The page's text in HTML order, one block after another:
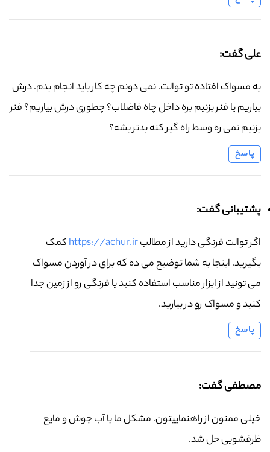
علی گفت:
یه مسواک افتاده تو توالت. نمی دونم چه کار باید انجام بدم. درش
بیاریم یا فنر بزنیم بره داخل چاه فاضلاب؟ چطوری درش بیاریم؟ فنر
بزنیم نمی ره وسط راه گیر کنه بدتر بشه؟
پاسخ
پشتیبانی گفت:
اگر توالت فرنگی دارید از مطالبhttps://achur.irکمک
بگیرید. اینجا به شما توضیح می ده که برای در آوردن مسواک
می تونید از ابزار مناسب استفاده کنید یا فرنگی رو از زمین جدا
کنید و مسواک رو در بیارید.
پاسخ
مصطفی گفت:
خیلی ممنون از راهنماییتون. مشکل ما با آب جوش و مایع
ظرفشویی حل شد.